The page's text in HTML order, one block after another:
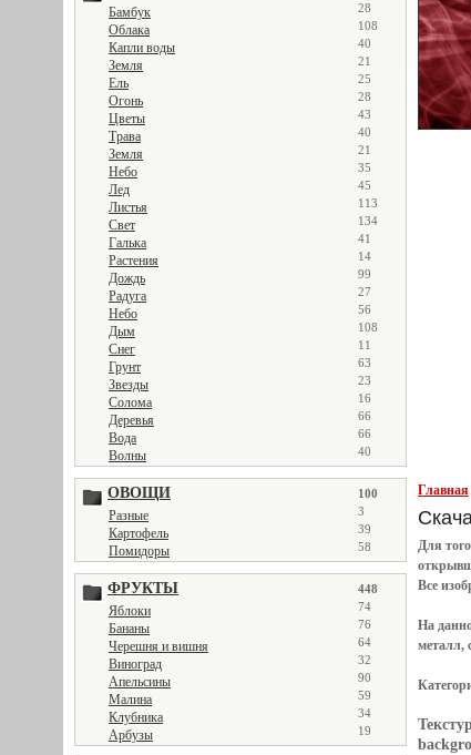
Бамбук 28
Облака 108
Капли воды 40
Земля 21
Ель 25
Огонь 28
Цветы 43
Трава 40
Земля 21
Небо 35
Лед 45
Листья 113
Свет 134
Галька 41
Растения 14
Дождь 99
Радуга 27
Небо 56
Дым 108
Снег 11
Грунт 63
Звезды 23
Солома 16
Деревья 66
Вода 66
Волны 40
ОВОЩИ 100
Разные 3
Картофель 39
Помидоры 58
ФРУКТЫ 448
Яблоки 74
Бананы 76
Черешня и вишня 64
Виноград 32
Апельсины 90
Малина 59
Клубника 34
Арбузы 19
Главная
Для
Все
На
металл,